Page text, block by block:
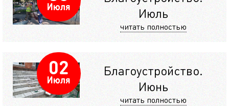
Июля
Июль
читать полностью
02
Июля
Благоустройство.
Июнь
читать полностью